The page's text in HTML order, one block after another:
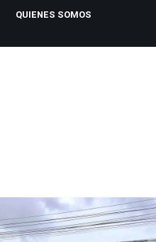
QUIENES SOMOS